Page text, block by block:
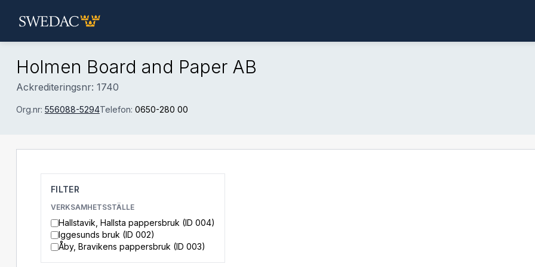
Holmen Board and Paper AB
Ackrediteringsnr: 1740
Org.nr: 556088-5294Telefon: 0650-280 00
FILTER
VERKSAMHETSSTÄLLE
Hallstavik, Hallsta pappersbruk (ID 004)
Iggesunds bruk (ID 002)
Åby, Bravikens pappersbruk (ID 003)